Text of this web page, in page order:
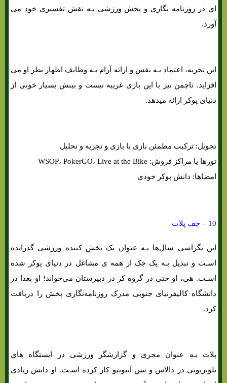
اي در روزنامه نگاری و پخش ورزشی بـه نقش تفسیری خود می
آورد.
این تجربه، اعتماد بـه نفس و ارائه آرام بـه وظایف اظهار نظر او می
افزاید. تاچمن نیز با این بازی غریبه نیست و بینش بسیار خوبی از
دنیای پوکر ارائه میدهد.
تحویل: ترکیب مطمئن بازی با بازی و تجزیه و تحلیل
تورها یا مراکز فروش: WSOP، PokerGO، Live at the Bike
امضاها: دانش پوکر خودی
10 – جف پلات
این تگزاسی سال‌ها بـه عنوان یک پخش کننده ورزشی گذرانده
اسـت و تبدیل بـه یک جک از همه ی مشاغل در دنیای پوکر شده
اسـت. هی، او حتی در گروه کر در دبیرستان می‌خواند! او بعدا در
دانشگاه کالیفرنیای جنوبی مدرک روزنامه‌نگاری پخش را دریافت
کرد.
پلات بـه عنوان مجری و گزارشگر ورزشی در ایستگاه هاي‌
تلویزیونی در دالاس و سن آنتونیو کار کرده اسـت. او دانش زیادی